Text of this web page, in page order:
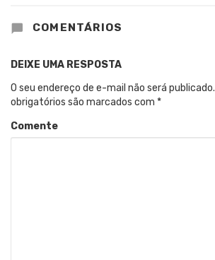
COMENTÁRIOS
DEIXE UMA RESPOSTA
O seu endereço de e-mail não será publicado.
obrigatórios são marcados com *
Comente